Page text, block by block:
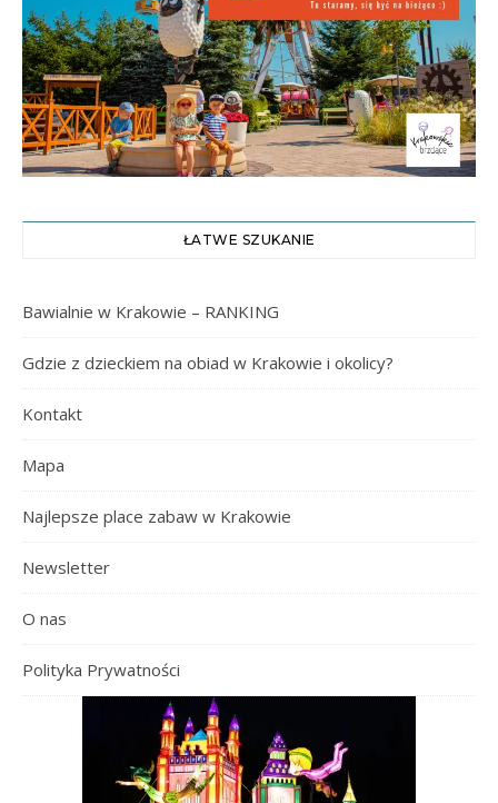
ŁATWE SZUKANIE
Bawialnie w Krakowie – RANKING
Gdzie z dzieckiem na obiad w Krakowie i okolicy?
Kontakt
Mapa
Najlepsze place zabaw w Krakowie
Newsletter
O nas
Polityka Prywatności